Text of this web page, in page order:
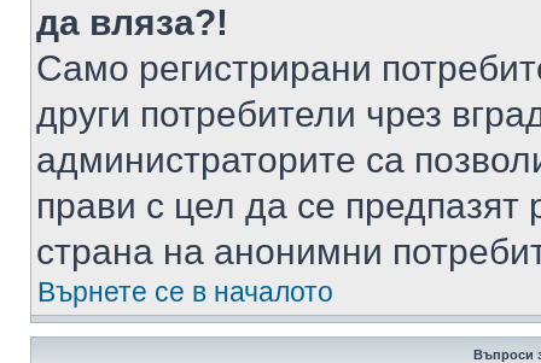
да вляза?!
Само регистрирани
други потребители чрез
администраторите са
прави с цел да се предпазят
страна на анонимни
Върнете се в началото
Въпроси